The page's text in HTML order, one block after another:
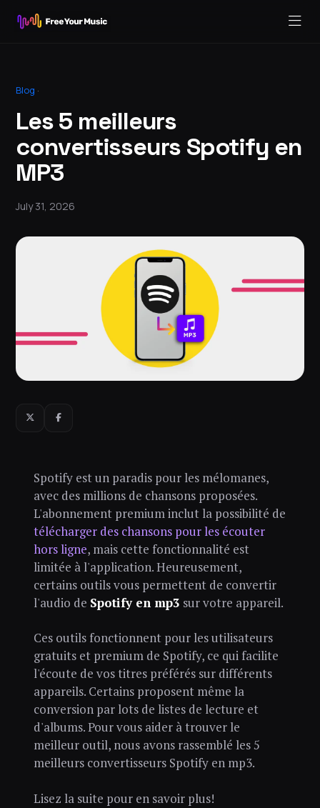
Blog ·
Les 5 meilleurs
convertisseurs Spotify en
MP3
July 31, 2026
Spotify est un paradis pour les mélomanes,
avec des millions de chansons proposées.
L'abonnement premium inclut la possibilité de
télécharger des chansons pour les écouter
hors ligne, mais cette fonctionnalité est
limitée à l'application. Heureusement,
certains outils vous permettent de convertir
l'audio de Spotify en mp3 sur votre appareil.
Ces outils fonctionnent pour les utilisateurs
gratuits et premium de Spotify, ce qui facilite
l'écoute de vos titres préférés sur différents
appareils. Certains proposent même la
conversion par lots de listes de lecture et
d'albums. Pour vous aider à trouver le
meilleur outil, nous avons rassemblé les 5
meilleurs convertisseurs Spotify en mp3.
Lisez la suite pour en savoir plus!